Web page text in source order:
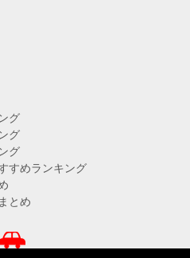
グ
グ
グ
すめランキング
とめ